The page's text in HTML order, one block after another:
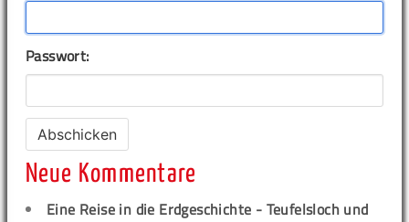
Passwort:
Neue Kommentare
Eine Reise in die Erdgeschichte - Teufelsloch und